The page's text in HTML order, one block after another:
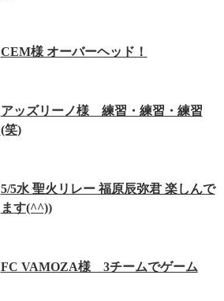
CEM様 オーバーヘッド！
アッズリーノ様 練習・練習・練習
(笑)
5/5水 聖火リレー 福原辰弥君 楽しんで
ます(^^))
FC VAMOZA様 3チームでゲーム